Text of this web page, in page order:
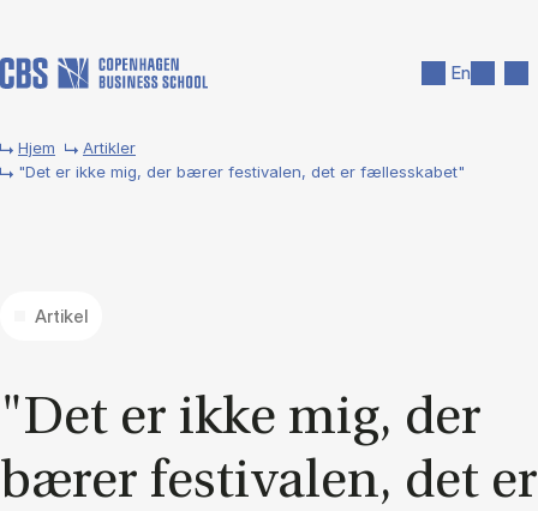
En
Hjem
Artikler
"Det er ikke mig, der bærer festivalen, det er fællesskabet"
Artikel
"Det er ikke mig, der
bæ­rer festi­va­len, det er